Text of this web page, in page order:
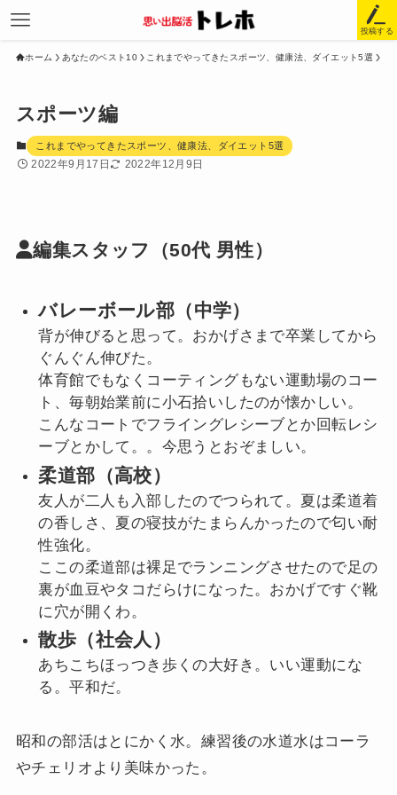
投稿する
ホーム あなたのベスト10 これまでやってきたスポーツ、健康法、ダイエット5選
スポーツ編
これまでやってきたスポーツ、健康法、ダイエット5選
2022年9月17日 2022年12月9日
編集スタッフ （50代 男性）
バレーボール部（中学）
背が伸びると思って。おかげさまで卒業してから
ぐんぐん伸びた。
体育館でもなくコーティングもない運動場のコー
ト、毎朝始業前に小石拾いしたのが懐かしい。
こんなコートでフライングレシーブとか回転レシ
ーブとかして。。今思うとおぞましい。
柔道部（高校）
友人が二人も入部したのでつられて。夏は柔道着
の香しさ、夏の寝技がたまらんかったので匂い耐
性強化。
ここの柔道部は裸足でランニングさせたので足の
裏が血豆やタコだらけになった。おかげですぐ靴
に穴が開くわ。
散歩（社会人）
あちこちほっつき歩くの大好き。いい運動にな
る。平和だ。
昭和の部活はとにかく水。練習後の水道水はコーラ
やチェリオより美味かった。